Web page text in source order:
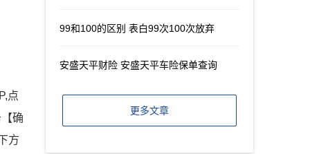
点
确
方
99和100的区别 表白99次100次放弃
安盛天平财险 安盛天平车险保单查询
更多文章